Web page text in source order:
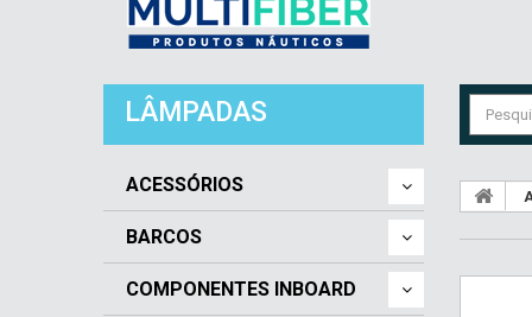
LÂMPADAS
ACESSÓRIOS
BARCOS
COMPONENTES INBOARD